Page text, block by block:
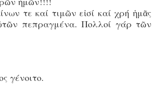
τε καί τιμῶν εἰσί καί χρή ἡμᾶς
πεπραγμένα. Πολλοί γάρ τῶν
γένοιτο.